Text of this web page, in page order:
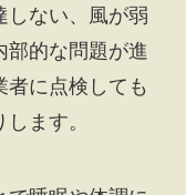
しない、風が弱
部的な問題が進
に点検しても
ます。